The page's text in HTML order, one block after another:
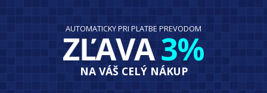
AUTOMATICKY PRI PLATBE PREVODOM
ZĽAVA3%
NA VÁŠ CELÝ NÁKUP